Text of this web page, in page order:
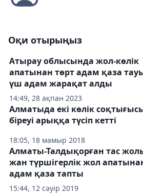
Оқи отырыңыз
14:49, 28 ақпан 2023
Атырау облысында жол-көлік
апатынан төрт адам қаза
үш адам жарақат алды
18:05, 18 мамыр 2018
Алматыда екі көлік
біреуі арыққа түсіп кетті
15:44, 12 сәуір 2019
Алматы-Талдықорған тас
жан түршігерлік жол
адам қаза тапты